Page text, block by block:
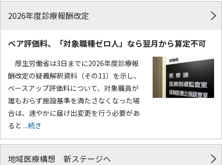
2026年度診療報酬改定
ベア評価料、「対象職種ゼロ人」なら翌月から算定不可
厚生労働省は3日までに2026年度診療報
酬改定の疑義解釈資料（その11）を示し、
ベースアップ評価料について、対象職員が
誰もおらず施設基準を満たさなくなった場
合は、速やかに届け出変更を行う必要があ
ると ...続き
地域医療構想 新ステージへ